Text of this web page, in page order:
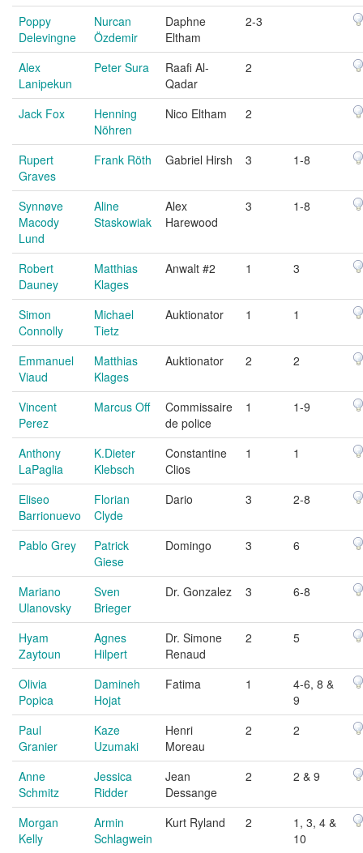
Poppy
Delevingne
Nurcan
Özdemir
Daphne
Eltham
2-3
Alex
Lanipekun
Peter Sura
Raafi Al-
Qadar
2
Jack Fox
Henning
Nöhren
Nico Eltham 2
Rupert
Graves
Frank Röth Gabriel Hirsh 3 1-8
Synnøve
Macody
Lund
Aline
Staskowiak
Alex
Harewood
3 1-8
Robert
Dauney
Matthias
Klages
Anwalt #2 1 3
Simon
Connolly
Michael
Tietz
Auktionator 1 1
Emmanuel
Viaud
Matthias
Klages
Auktionator 2 2
Vincent
Perez
Marcus Off
Commissaire
de police
1 1-9
Anthony
LaPaglia
K.Dieter
Klebsch
Constantine
Clios
1 1
Eliseo
Barrionuevo
Florian
Clyde
Dario 3 2-8
Pablo Grey
Patrick
Giese
Domingo 3 6
Mariano
Ulanovsky
Sven
Brieger
Dr. Gonzalez 3 6-8
Hyam
Zaytoun
Agnes
Hilpert
Dr. Simone
Renaud
2 5
Olivia
Popica
Damineh
Hojat
Fatima 1
4-6, 8 &
9
Paul
Granier
Kaze
Uzumaki
Henri
Moreau
2 2
Anne
Schmitz
Jessica
Ridder
Jean
Dessange
2 2 & 9
Morgan
Kelly
Armin
Schlagwein
Kurt Ryland 2
1, 3, 4 &
10